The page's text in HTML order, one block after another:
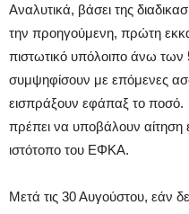
Αναλυτικά, βάσει της
την προηγούμενη, πρώτη
πιστωτικό υπόλοιπο άνω
συμψηφίσουν με επόμενες
εισπράξουν εφάπαξ το ποσό.
πρέπει να υποβάλουν αίτηση
ιστότοπο του ΕΦΚΑ.
Μετά τις 30 Αυγούστου, εάν